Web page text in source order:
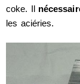
coke. Il
les aciéries.